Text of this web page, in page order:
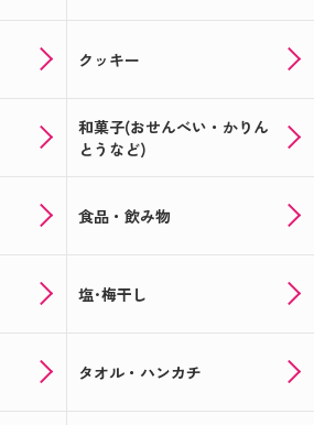
クッキー
和菓子(おせんべい・かりん
とうなど)
食品・飲み物
塩･梅干し
タオル・ハンカチ